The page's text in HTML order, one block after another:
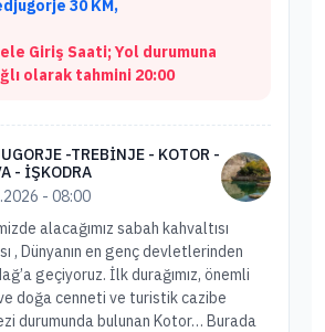
30 KM,
Giriş Saati; Yol durumuna
olarak tahmini 20:00
-TREBİNJE - KOTOR -
- İŞKODRA
- 08:00
alacağımız sabah kahvaltısı
, Dünyanın en genç devletlerinden
geçiyoruz. İlk durağımız, önemli
doğa cenneti ve turistik cazibe
durumunda bulunan Kotor… Burada